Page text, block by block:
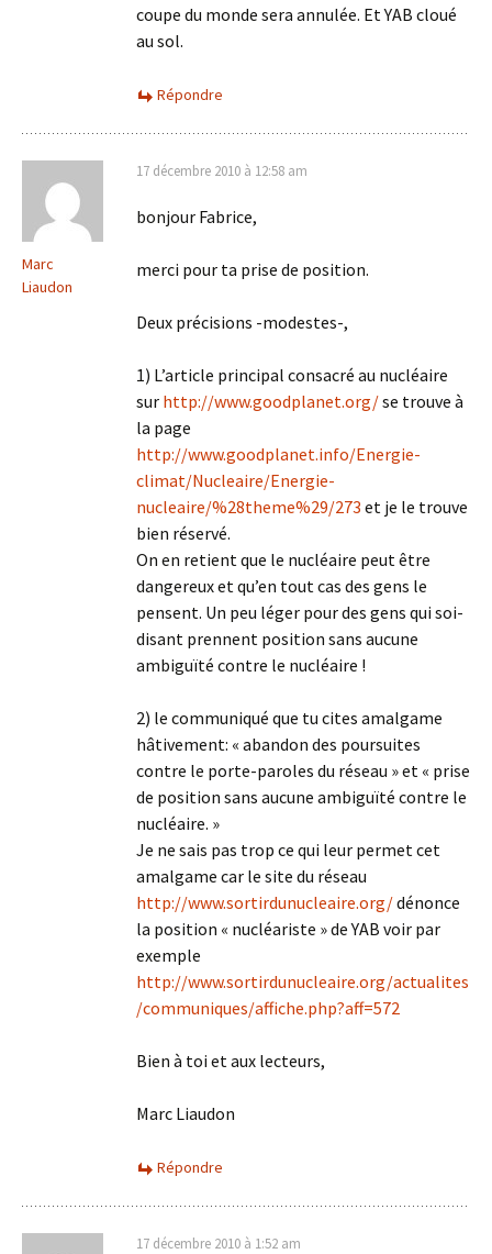
coupe du monde sera annulée. Et YAB cloué
au sol.
Répondre
Marc
Liaudon
17 décembre 2010 à 12:58 am
bonjour Fabrice,
merci pour ta prise de position.
Deux précisions -modestes-,
1) L’article principal consacré au nucléaire
sur http://www.goodplanet.org/se trouve à
la page
http://www.goodplanet.info/Energie-
climat/Nucleaire/Energie-
nucleaire/%28theme%29/273 et je le trouve
bien réservé.
On en retient que le nucléaire peut être
dangereux et qu’en tout cas des gens le
pensent. Un peu léger pour des gens qui soi-
disant prennent position sans aucune
ambiguïté contre le nucléaire !
2) le communiqué que tu cites amalgame
hâtivement: « abandon des poursuites
contre le porte-paroles du réseau » et « prise
de position sans aucune ambiguïté contre le
nucléaire. »
Je ne sais pas trop ce qui leur permet cet
amalgame car le site du réseau
http://www.sortirdunucleaire.org/dénonce
la position « nucléariste » de YAB voir par
exemple
http://www.sortirdunucleaire.org/actualites
/communiques/affiche.php?aff=572
Bien à toi et aux lecteurs,
Marc Liaudon
Répondre
17 décembre 2010 à 1:52 am